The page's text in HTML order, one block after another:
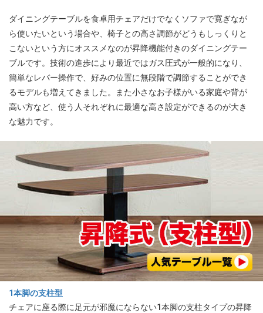
ダイニングテーブルを食卓用チェアだけでなくソファで寛ぎなが
ら使いたいという場合や、椅子との高さ調節がどうもしっくりと
こないという方にオススメなのが昇降機能付きのダイニングテー
ブルです。技術の進歩により最近ではガス圧式が一般的になり、
簡単なレバー操作で、好みの位置に無段階で調節することができ
るモデルも増えてきました。また小さなお子様がいる家庭や背が
高い方など、使う人それぞれに最適な高さ設定ができるのが大き
な魅力です。
1本脚の支柱型
チェアに座る際に足元が邪魔にならない1本脚の支柱タイプの昇降